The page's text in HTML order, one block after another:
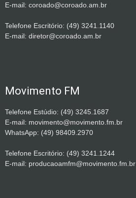
E-mail: coroado@coroado.am.br
Telefone Escritório: (49) 3241.1140
E-mail: diretor@coroado.am.br
Movimento FM
Telefone Estúdio: (49) 3245.1687
E-mail: movimento@movimento.fm.br
WhatsApp: (49) 98409.2970
Telefone Escritório: (49) 3241.1244
E-mail: producaoamfm@movimento.fm.br